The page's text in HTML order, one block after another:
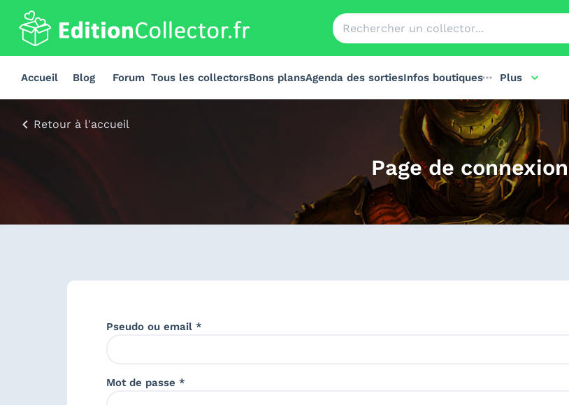
Accueil Blog Forum Tous les collectorsBons plansAgenda des sortiesInfos boutiques Plus
Retour à l'accueil
Page de connexion
Pseudo ou email *
Mot de passe *